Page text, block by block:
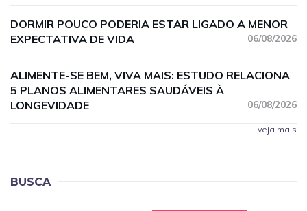
DORMIR POUCO PODERIA ESTAR LIGADO A MENOR
EXPECTATIVA DE VIDA
06/08/2026
ALIMENTE-SE BEM, VIVA MAIS: ESTUDO RELACIONA
5 PLANOS ALIMENTARES SAUDÁVEIS À
LONGEVIDADE
06/08/2026
veja mais
BUSCA